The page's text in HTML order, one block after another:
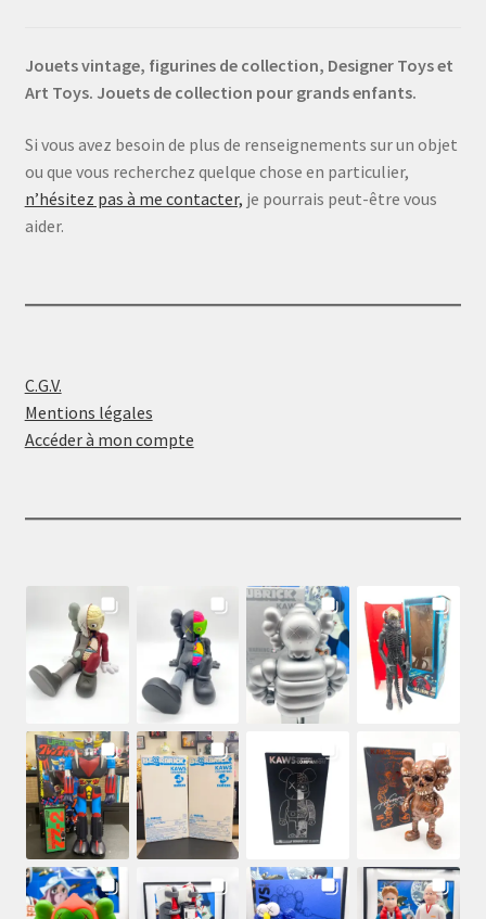
Jouets vintage, figurines de collection, Designer Toys et
Art Toys. Jouets de collection pour grands enfants.
Si vous avez besoin de plus de renseignements sur un objet
ou que vous recherchez quelque chose en particulier,
n’hésitez pas à me contacter, je pourrais peut-être vous
aider.
C.G.V.
Mentions légales
Accéder à mon compte